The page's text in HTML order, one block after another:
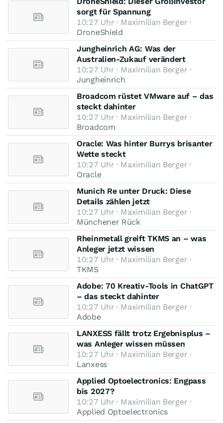
sorgt für Spannung
10:27 Uhr · Maximilian Berger ·
DroneShield
Jungheinrich AG: Was der
Australien-Zukauf verändert
10:27 Uhr · Maximilian Berger ·
Jungheinrich
Broadcom rüstet VMware auf – das
steckt dahinter
10:27 Uhr · Maximilian Berger ·
Broadcom
Oracle: Was hinter Burrys brisanter
Wette steckt
10:27 Uhr · Maximilian Berger ·
Oracle
Munich Re unter Druck: Diese
Details zählen jetzt
10:27 Uhr · Maximilian Berger ·
Münchener Rück
Rheinmetall greift TKMS an – was
Anleger jetzt wissen
10:27 Uhr · Maximilian Berger ·
TKMS
Adobe: 70 Kreativ-Tools in ChatGPT
– das steckt dahinter
10:27 Uhr · Maximilian Berger ·
Adobe
LANXESS fällt trotz Ergebnisplus –
was Anleger wissen müssen
10:27 Uhr · Maximilian Berger ·
Lanxess
Applied Optoelectronics: Engpass
bis 2027?
10:27 Uhr · Maximilian Berger ·
Applied Optoelectronics